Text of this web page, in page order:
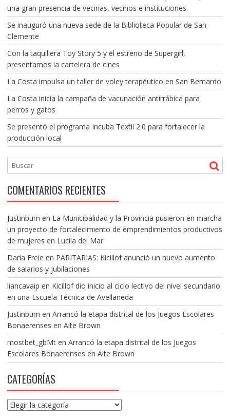
una gran presencia de vecinas, vecinos e instituciones.
Se inauguró una nueva sede de la Biblioteca Popular de San
Clemente
Con la taquillera Toy Story 5 y el estreno de Supergirl,
presentamos la cartelera de cines
La Costa impulsa un taller de voley terapéutico en San Bernardo
La Costa inicia la campaña de vacunación antirrábica para
perros y gatos
Se presentó el programa Incuba Textil 2.0 para fortalecer la
producción local
COMENTARIOS RECIENTES
Justinbum en La Municipalidad y la Provincia pusieron en marcha
un proyecto de fortalecimiento de emprendimientos productivos
de mujeres en Lucila del Mar
Daria Freie en PARITARIAS: Kicillof anunció un nuevo aumento
de salarios y jubilaciones
liancavaip en Kicillof dio inicio al ciclo lectivo del nivel secundario
en una Escuela Técnica de Avellaneda
Justinbum en Arrancó la etapa distrital de los Juegos Escolares
Bonaerenses en Alte Brown
mostbet_gbMten Arrancó la etapa distrital de los Juegos
Escolares Bonaerenses en Alte Brown
CATEGORÍAS
Categorías